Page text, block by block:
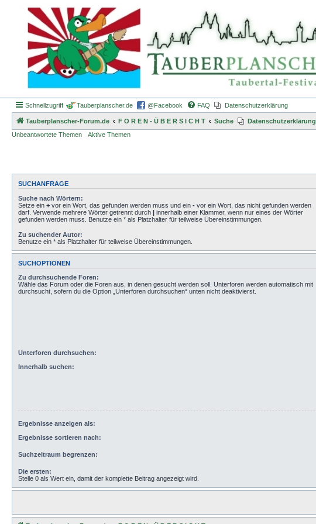
Schnellzugriff Tauberplanscher.de @Facebook FAQ Datenschutzerklärung
Tauberplanscher-Forum.de F O R E N - Ü B E R S I C H T Suche
Datenschutzerklärung
Unbeantwortete Themen
Aktive Themen
SUCHANFRAGE
Suche nach Wörtern:
Setze ein + vor ein Wort, das gefunden werden muss und ein - vor ein Wort, das nicht gefunden werden
darf. Verwende mehrere Wörter getrennt durch | innerhalb einer Klammer, wenn nur eines der Wörter
gefunden werden muss. Benutze ein * als Platzhalter für teilweise Übereinstimmungen.
Zu suchender Autor:
Benutze ein * als Platzhalter für teilweise Übereinstimmungen.
SUCHOPTIONEN
Zu durchsuchende Foren:
Wähle das Forum oder die Foren aus, in denen gesucht werden soll. Unterforen werden automatisch mit
durchsucht, sofern du die Option „Unterforen durchsuchen“ unten nicht deaktivierst.
Unterforen durchsuchen:
Innerhalb suchen:
Ergebnisse anzeigen als:
Ergebnisse sortieren nach:
Suchzeitraum begrenzen:
Die ersten:
Stelle 0 als Wert ein, damit der komplette Beitrag angezeigt wird.